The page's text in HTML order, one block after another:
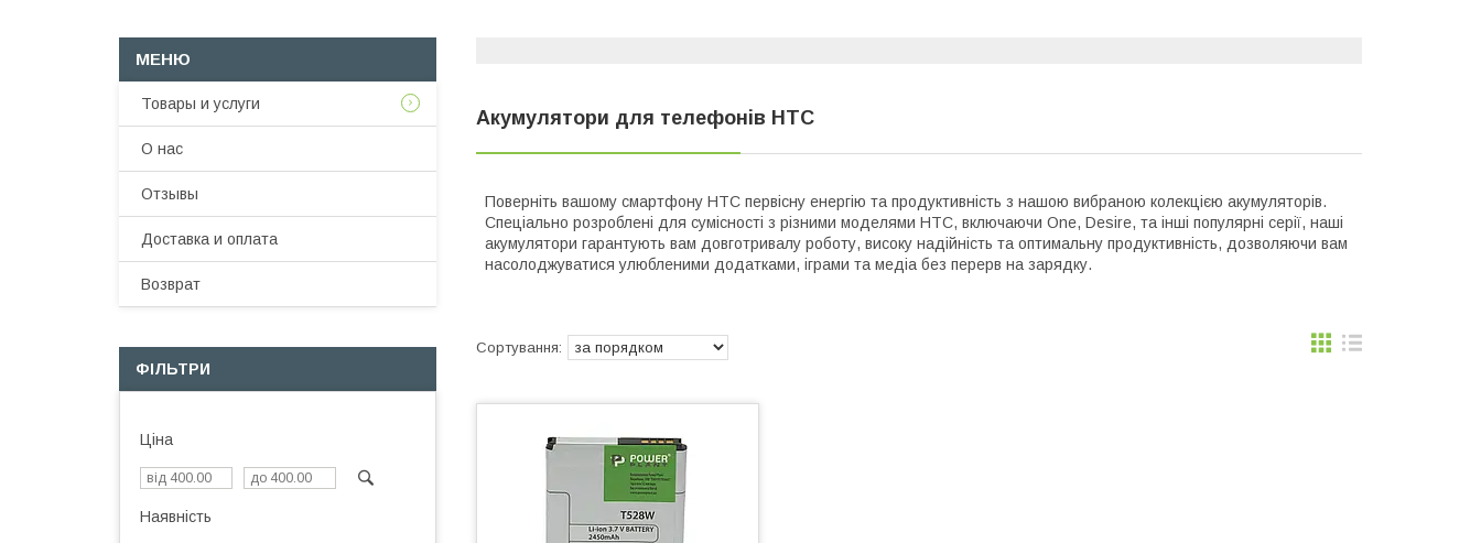
Акумулятори для телефонів HTC
Поверніть вашому смартфону HTC первісну енергію та продуктивність з нашою вибраною колекцією акумуляторів.
Спеціально розроблені для сумісності з різними моделями HTC, включаючи One, Desire, та інші популярні серії, наші
акумулятори гарантують вам довготривалу роботу, високу надійність та оптимальну продуктивність, дозволяючи вам
насолоджуватися улюбленими додатками, іграми та медіа без перерв на зарядку.
Товары и услуги
О нас
Отзывы
Доставка и оплата
Возврат
ФІЛЬТРИ
Ціна
Наявність